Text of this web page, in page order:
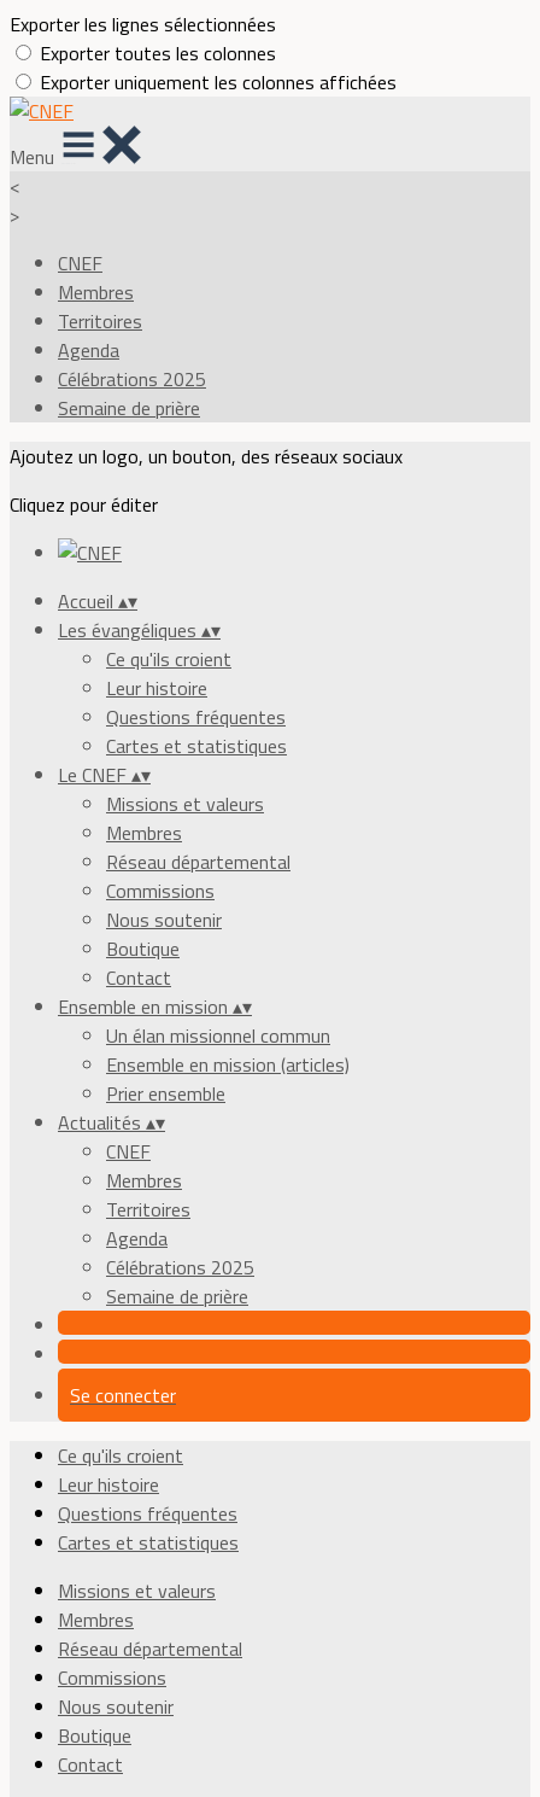
Exporter les lignes sélectionnées
Exporter toutes les colonnes
Exporter uniquement les colonnes affichées
Menu
<
>
CNEF
Membres
Territoires
Agenda
Célébrations 2025
Semaine de prière
Ajoutez un logo, un bouton, des réseaux sociaux
Cliquez pour éditer
Accueil ▴▾
Les évangéliques ▴▾
Ce qu'ils croient
Leur histoire
Questions fréquentes
Cartes et statistiques
Le CNEF▴▾
Missions et valeurs
Membres
Réseau départemental
Commissions
Nous soutenir
Boutique
Contact
Ensemble en mission ▴▾
Un élan missionnel commun
Ensemble en mission (articles)
Prier ensemble
Actualités ▴▾
CNEF
Membres
Territoires
Agenda
Célébrations 2025
Semaine de prière
Se connecter
Ce qu'ils croient
Leur histoire
Questions fréquentes
Cartes et statistiques
Missions et valeurs
Membres
Réseau départemental
Commissions
Nous soutenir
Boutique
Contact